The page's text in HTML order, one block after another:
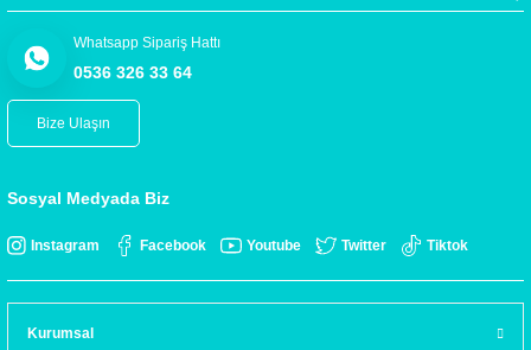
Whatsapp Sipariş Hattı
0536 326 33 64
Bize Ulaşın
Sosyal Medyada Biz
Instagram Facebook Youtube Twitter Tiktok
Kurumsal